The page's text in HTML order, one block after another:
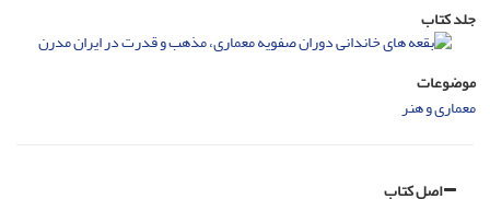
جلد کتاب
موضوعات
معماری و هنر
اصل کتاب